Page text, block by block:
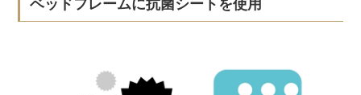
ベッドフレームに抗菌シートを使用